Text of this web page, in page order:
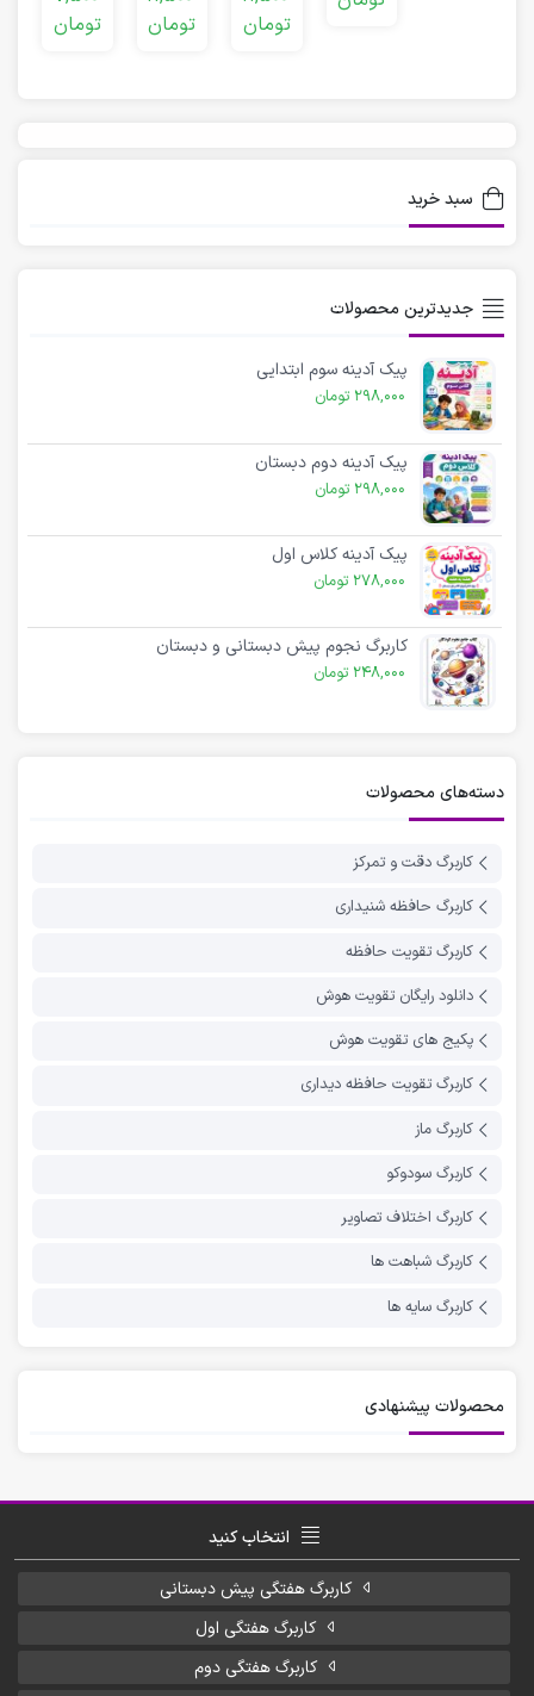
کودکان
تومان
دبستانی
تومان
کودکان
تومان
سبد خرید
جدیدترین محصولات
پیک آدینه سوم ابتدایی
298,000 تومان
پیک آدینه دوم دبستان
298,000 تومان
پیک آدینه کلاس اول
278,000 تومان
کاربرگ نجوم پیش دبستانی و دبستان
248,000 تومان
دسته‌های محصولات
کاربرگ دقت و تمرکز
کاربرگ حافظه شنیداری
کاربرگ تقویت حافظه
دانلود رایگان تقویت هوش
پکیج های تقویت هوش
کاربرگ تقویت حافظه دیداری
کاربرگ ماز
کاربرگ سودوکو
کاربرگ اختلاف تصاویر
کاربرگ شباهت ها
کاربرگ سایه ها
محصولات پیشنهادی
انتخاب کنید
کاربرگ هفتگی پیش دبستانی
کاربرگ هفتگی اول
کاربرگ هفتگی دوم